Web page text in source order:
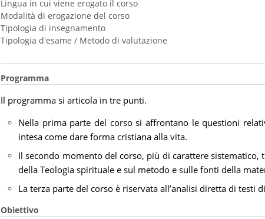
Lingua in cui viene erogato il corso
Modalità di erogazione del corso
Tipologia di insegnamento
Tipologia d'esame / Metodo di valutazione
Programma
Il programma si articola in tre punti.
Nella prima parte del corso si affrontano le questioni
intesa come dare forma cristiana alla vita.
Il secondo momento del corso, più di carattere
della Teologia spirituale e sul metodo e sulle fonti della
La terza parte del corso è riservata all’analisi diretta di testi
Obiettivo